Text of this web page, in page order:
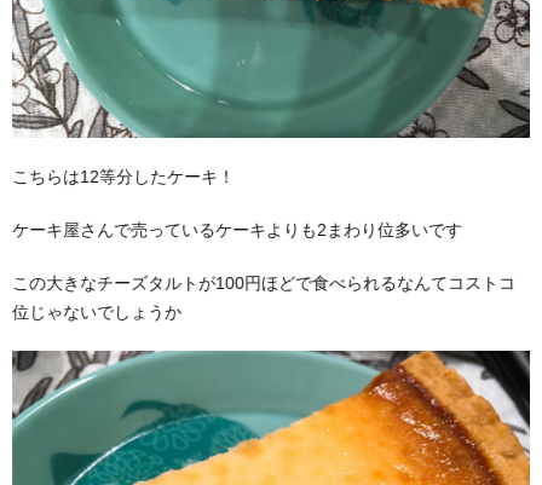
こちらは12等分したケーキ！
ケーキ屋さんで売っているケーキよりも2まわり位多いです
この大きなチーズタルトが100円ほどで食べられるなんてコストコ
位じゃないでしょうか